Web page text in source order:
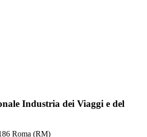
Industria dei Viaggi e del
Roma (RM)